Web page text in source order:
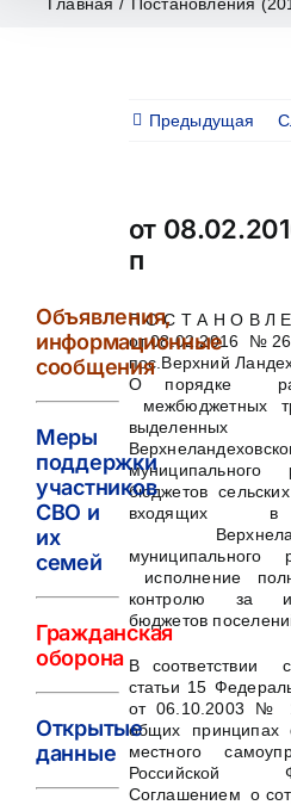
Предыдущая
от
п
П О С Т А Н О В Л
от 08.02.2016 №
пос.Верхний
О порядке
межбюджетных
выделенных
бюджетов
входящих в
муниципального
исполнение
контролю за
бюджетов
В соответствии
статьи 15
от 06.10.2003 №
общих принципах
местного
Российской
Соглашением о
Объявления,
информационные
сообщения
Меры
поддержки
участников
СВО и
их
семей
Гражданская
оборона
Открытые
данные